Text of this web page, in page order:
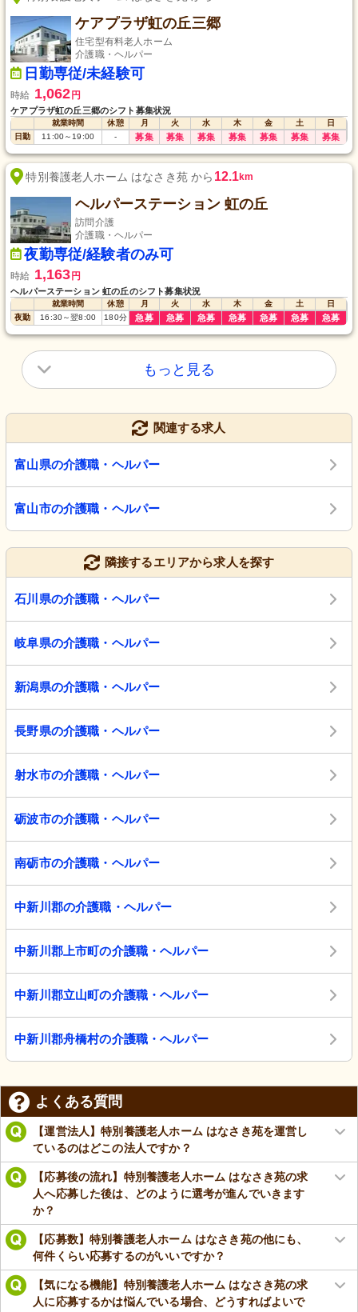
ケアプラザ虹の丘三郷
住宅型有料老人ホーム
介護職・ヘルパー
日勤専従/未経験可
時給 1,062 円
ケアプラザ虹の丘三郷のシフト募集状況
就業時間 休憩 月 火 水 木 金 土
日
日勤
11:00～19:00 - 募集 募集 募集 募集 募集 募集 募集
特別養護老人ホーム はなさき苑 から 12.1km
ヘルパーステーション 虹の丘
訪問介護
介護職・ヘルパー
夜勤専従/経験者のみ可
時給 1,163 円
ヘルパーステーション 虹の丘のシフト募集状況
就業時間 休憩 月 火 水 木 金 土
日
夜勤
16:30～翌8:00 180分 急募 急募 急募 急募 急募 急募 急募
もっと見る
関連する求人
富山県の介護職・ヘルパー
富山市の介護職・ヘルパー
隣接するエリアから求人を探す
石川県の介護職・ヘルパー
岐阜県の介護職・ヘルパー
新潟県の介護職・ヘルパー
長野県の介護職・ヘルパー
射水市の介護職・ヘルパー
砺波市の介護職・ヘルパー
南砺市の介護職・ヘルパー
中新川郡の介護職・ヘルパー
中新川郡上市町の介護職・ヘルパー
中新川郡立山町の介護職・ヘルパー
中新川郡舟橋村の介護職・ヘルパー
よくある質問
【運営法人】特別養護老人ホーム はなさき苑を運営し
ているのはどこの法人ですか？
【応募後の流れ】特別養護老人ホーム はなさき苑の求
人へ応募した後は、どのように選考が進んでいきます
か？
【応募数】特別養護老人ホーム はなさき苑の他にも、
何件くらい応募するのがいいですか？
【気になる機能】特別養護老人ホーム はなさき苑の求
人に応募するかは悩んでいる場合、どうすればよいで